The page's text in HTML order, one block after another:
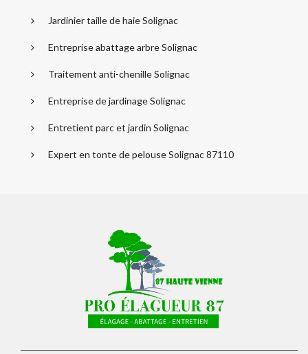
Jardinier taille de haie Solignac
Entreprise abattage arbre Solignac
Traitement anti-chenille Solignac
Entreprise de jardinage Solignac
Entretient parc et jardin Solignac
Expert en tonte de pelouse Solignac 87110